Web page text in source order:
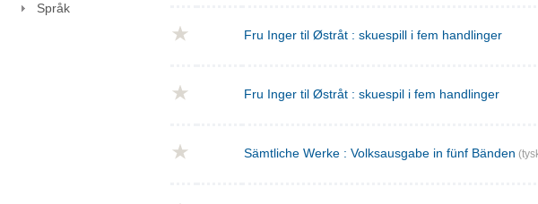
Språk
Fru Inger til Østråt : skuespill i fem handlinger
Fru Inger til Østråt : skuespil i fem handlinger
Sämtliche Werke : Volksausgabe in fünf Bänden